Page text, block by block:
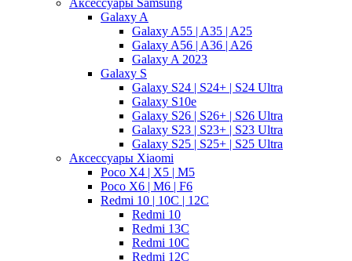
Аксессуары Samsung
Galaxy A
Galaxy A55 | A35 | A25
Galaxy A56 | A36 | A26
Galaxy A 2023
Galaxy S
Galaxy S24 | S24+ | S24 Ultra
Galaxy S10e
Galaxy S26 | S26+ | S26 Ultra
Galaxy S23 | S23+ | S23 Ultra
Galaxy S25 | S25+ | S25 Ultra
Аксессуары Xiaomi
Poco X4 | X5 | M5
Poco X6 | M6 | F6
Redmi 10 | 10C | 12C
Redmi 10
Redmi 13C
Redmi 10C
Redmi 12C